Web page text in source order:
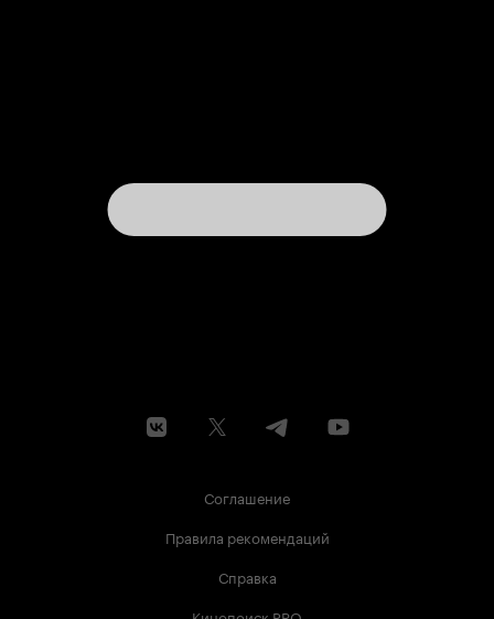
Соглашение
Правила рекомендаций
Справка